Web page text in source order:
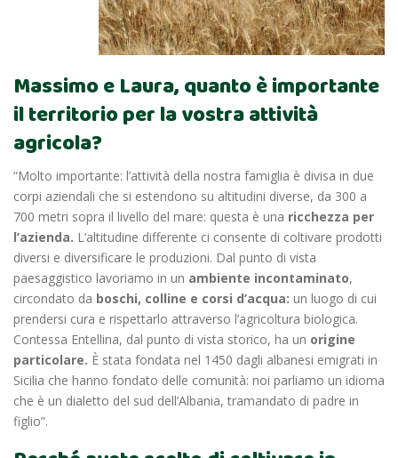
Massimo e Laura, quanto è importante
il territorio per la vostra attività
agricola?
“Molto importante: l’attività della nostra famiglia è divisa in due
corpi aziendali che si estendono su altitudini diverse, da 300 a
700 metri sopra il livello del mare: questa è una ricchezza per
l’azienda. L’altitudine differente ci consente di coltivare prodotti
diversi e diversificare le produzioni. Dal punto di vista
paesaggistico lavoriamo in un ambiente incontaminato,
circondato da boschi, colline e corsi d’acqua: un luogo di cui
prendersi cura e rispettarlo attraverso l’agricoltura biologica.
Contessa Entellina, dal punto di vista storico, ha un origine
particolare. È stata fondata nel 1450 dagli albanesi emigrati in
Sicilia che hanno fondato delle comunità: noi parliamo un idioma
che è un dialetto del sud dell’Albania, tramandato di padre in
figlio”.